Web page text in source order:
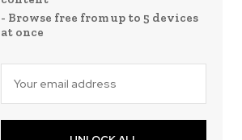
- Browse free from up to 5 devices
at once